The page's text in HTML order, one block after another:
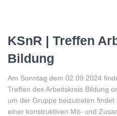
KSnR | Treffen
Bildung
Am Sonntag dem 02.09.2024
Treffen des Arbeitskreis Bildung
um der Gruppe beizutreten
einer konstruktiven Mit- und